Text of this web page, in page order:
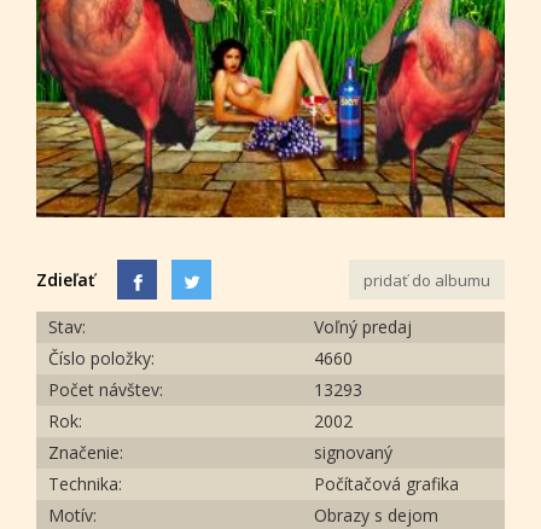
Zdieľať pridať do albumu
Stav:
Voľný predaj
Číslo položky:
4660
Počet návštev:
13293
Rok:
2002
Značenie:
signovaný
Technika:
Počítačová grafika
Motív:
Obrazy s dejom